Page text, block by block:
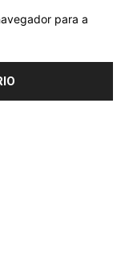
para a